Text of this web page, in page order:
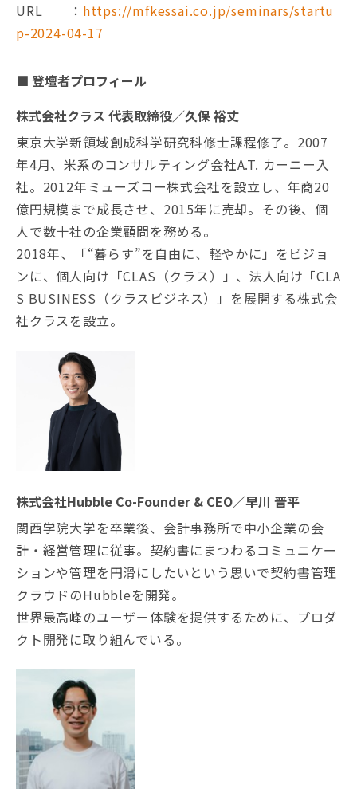
URL ： https://mfkessai.co.jp/seminars/startu
p-2024-04-17
■ 登壇者プロフィール
株式会社クラス 代表取締役／久保 裕丈
東京大学新領域創成科学研究科修士課程修了。2007
年4月、米系のコンサルティング会社A.T. カーニー入
社。2012年ミューズコー株式会社を設立し、年商20
億円規模まで成長させ、2015年に売却。その後、個
人で数十社の企業顧問を務める。
2018年、「“暮らす”を自由に、軽やかに」をビジョ
ンに、個人向け「CLAS（クラス）」、法人向け「CLA
S BUSINESS（クラスビジネス）」を展開する株式会
社クラスを設立。
株式会社Hubble Co-Founder & CEO／早川 晋平
関西学院大学を卒業後、会計事務所で中小企業の会
計・経営管理に従事。契約書にまつわるコミュニケー
ションや管理を円滑にしたいという思いで契約書管理
クラウドのHubbleを開発。
世界最高峰のユーザー体験を提供するために、プロダ
クト開発に取り組んでいる。